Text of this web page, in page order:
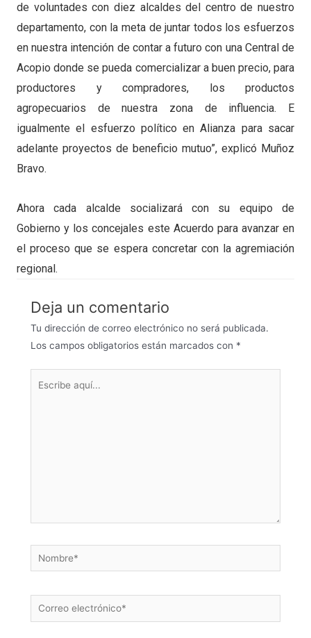
de voluntades con diez alcaldes del centro de nuestro
departamento, con la meta de juntar todos los esfuerzos
en nuestra intención de contar a futuro con una Central de
Acopio donde se pueda comercializar a buen precio, para
productores y compradores, los productos
agropecuarios de nuestra zona de influencia. E
igualmente el esfuerzo político en Alianza para sacar
adelante proyectos de beneficio mutuo”, explicó Muñoz
Bravo.
Ahora cada alcalde socializará con su equipo de
Gobierno y los concejales este Acuerdo para avanzar en
el proceso que se espera concretar con la agremiación
regional.
Deja un comentario
Tu dirección de correo electrónico no será publicada.
Los campos obligatorios están marcados con *